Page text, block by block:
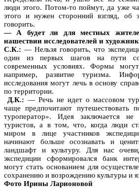
люди этого. Потом-то поймут, да уже
этого и нужен сторонний взгляд,
говорить.
— А будет ли для местных
нашествии исследователей и
С.К.: — Нельзя говорить, что
один из первых шагов на пути
современных условиях. Формы
например, развитие туризма.
исследования могут лечь в основу
по территории.
Д.К.: — Речь не идет о массовом
чаще предпочитают путешествовать
туроператор». Идея заключается
туристов, а в том, что, когда люди
миром в лице участников
начинают больше осознавать и
ландшафт и культуру. Для нас
экспедиции сформировался банк
могут стать основанием для
сохранению и возрождению культуры и
Фото Ирины Ларионовой